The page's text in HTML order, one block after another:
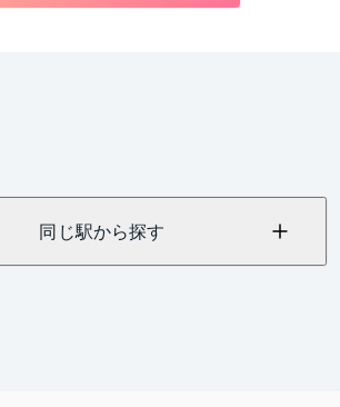
同じ駅から探す